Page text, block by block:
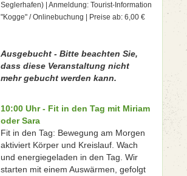
Seglerhafen) | Anmeldung: Tourist-Information
"Kogge" / Onlinebuchung | Preise ab: 6,00 €
Ausgebucht - Bitte beachten Sie,
dass diese Veranstaltung nicht
mehr gebucht werden kann.
10:00 Uhr - Fit in den Tag mit Miriam
oder Sara
Fit in den Tag: Bewegung am Morgen
aktiviert Körper und Kreislauf. Wach
und energiegeladen in den Tag. Wir
starten mit einem Auswärmen, gefolgt